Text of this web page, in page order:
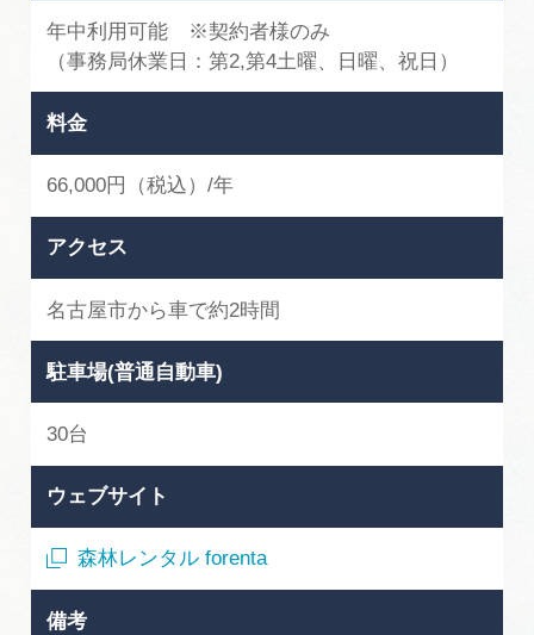
年中利用可能 ※契約者様のみ
（事務局休業日：第2,第4土曜、日曜、祝日）
料金
66,000円（税込）/年
アクセス
名古屋市から車で約2時間
駐車場(普通自動車)
30台
ウェブサイト
森林レンタル forenta
備考